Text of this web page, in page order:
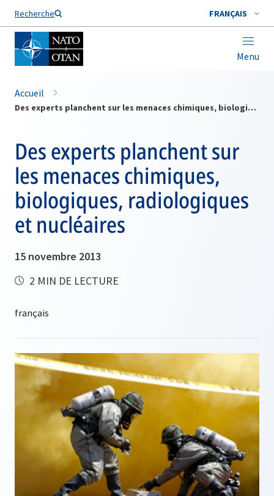
Recherche FRANÇAIS
Menu
Nom de famille*
Accueil
Des experts planchent sur les menaces chimiques, biologiques, radiologiques et nucléaires
Des experts planchent sur
les menaces chimiques,
biologiques, radiologiques
et nucléaires
15 novembre 2013
2 MIN DE LECTURE